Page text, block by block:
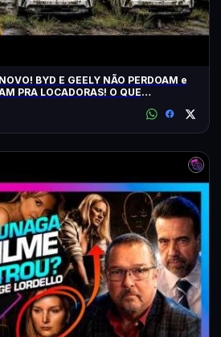
BYD E GEELY NÃO PERDOAM e
LOCADORAS! O QUE